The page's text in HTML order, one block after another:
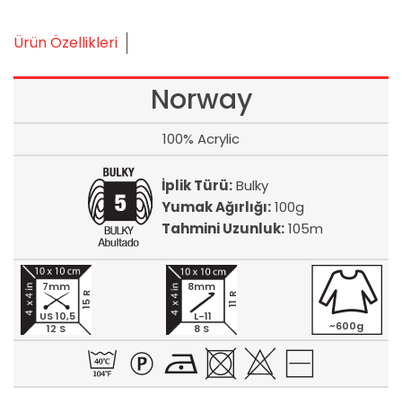
Ürün Özellikleri
Norway
100% Acrylic
İplik Türü:Bulky
Yumak Ağırlığı:100g
Tahmini Uzunluk:105m
12 S
15 R
7mm
US 10,5
8 S
11 R
8mm
L-11
~600g